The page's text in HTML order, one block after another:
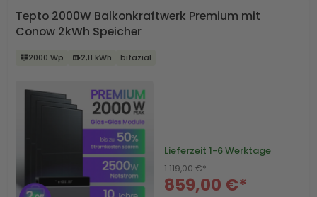
Tepto 2000W Balkonkraftwerk Premium mit
Conow 2kWh Speicher
2000 Wp 2,11 kWh bifazial
Lieferzeit 1-6 Werktage
859,00 €*
1.119,00 €*